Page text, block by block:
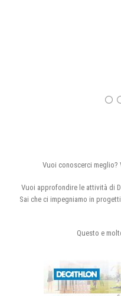
Vuoi conoscerci meglio?
Vuoi approfondire le attività di
Sai che ci impegniamo in
Questo e